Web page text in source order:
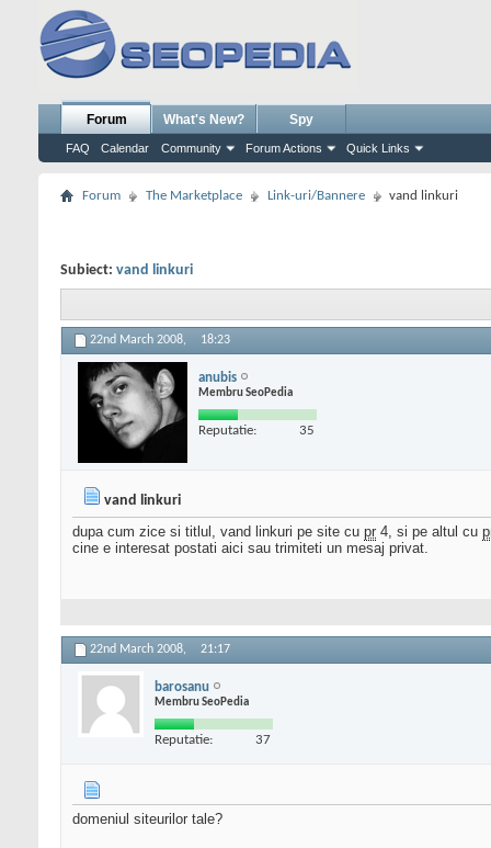
Forum
FAQ Calendar Community Forum Actions Quick Links
What's New? Spy
Forum The Marketplace Link-uri/Bannere vand linkuri
Subiect: vand linkuri
22nd March 2008, 18:23
anubis
Membru SeoPedia
Reputatie: 35
vand linkuri
dupa cum zice si titlul, vand linkuri pe site cu pr 4, si pe altul cu
cine e interesat postati aici sau trimiteti un mesaj privat.
22nd March 2008, 21:17
barosanu
Membru SeoPedia
Reputatie: 37
domeniul siteurilor tale?